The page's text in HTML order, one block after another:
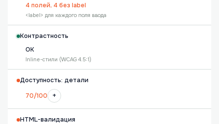
4 полей, 4 без label
<label> для каждого поля ввода
Контрастность
OK
Inline-стили (WCAG 4.5:1)
Доступность: детали
70/100
+
HTML-валидация